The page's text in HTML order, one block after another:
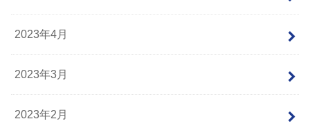
2023年4月
2023年3月
2023年2月